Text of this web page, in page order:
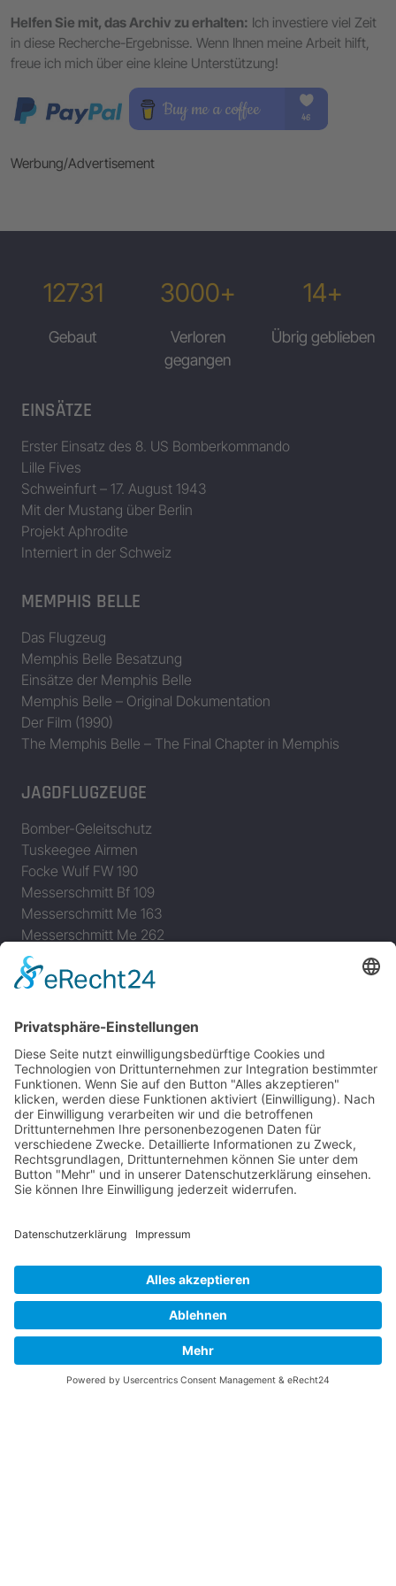
Helfen Sie mit, das Archiv zu erhalten: Ich investiere viel Zeit
in diese Recherche-Ergebnisse. Wenn Ihnen meine Arbeit hilft,
freue ich mich über eine kleine Unterstützung!
Werbung/Advertisement
12731
Gebaut
3000+
Verloren
gegangen
14+
Übrig geblieben
EINSÄTZE
Erster Einsatz des 8. US Bomberkommando
Lille Fives
Schweinfurt – 17. August 1943
Mit der Mustang über Berlin
Projekt Aphrodite
Interniert in der Schweiz
MEMPHIS BELLE
Das Flugzeug
Memphis Belle Besatzung
Einsätze der Memphis Belle
Memphis Belle – Original Dokumentation
Der Film (1990)
The Memphis Belle – The Final Chapter in Memphis
JAGDFLUGZEUGE
Bomber-Geleitschutz
Tuskeegee Airmen
Focke Wulf FW 190
Messerschmitt Bf 109
Messerschmitt Me 163
Messerschmitt Me 262
P-38 Lightning
P-47 Thunderbolt
INFO
Über diese B-17 Webseite
Kontakt
Impressum
Datenschutzerklärung
B-17 Fan Store
Links
Gefällt Ihnen diese Website über die B-17 Flying
Fortress? Ich könnte Ihnen helfen, die Informationen
zu finden, die Sie suchen? Ich würde mich sehr
freuen, wenn Sie meine Arbeit jetzt mit
unterstützen!